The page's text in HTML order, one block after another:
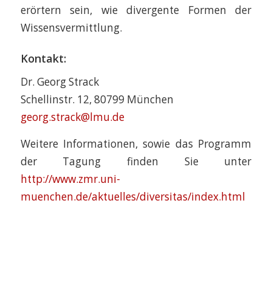
erörtern sein, wie divergente Formen der
Wissensvermittlung.
Kontakt:
Dr. Georg Strack
Schellinstr. 12, 80799 München
georg.strack@lmu.de
Weitere Informationen, sowie das Programm
der Tagung finden Sie unter
http://www.zmr.uni-
muenchen.de/aktuelles/diversitas/index.html